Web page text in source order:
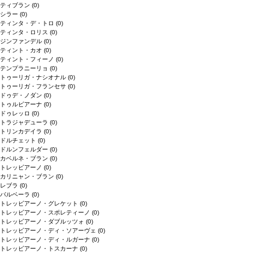
ティブラン (0)
シラー (0)
ティンタ・デ・トロ (0)
ティンタ・ロリス (0)
ジンファンデル (0)
ティント・カオ (0)
ティント・フィーノ (0)
テンプラニーリョ (0)
トゥーリガ・ナシオナル (0)
トゥーリガ・フランセサ (0)
ドゥデ・ノダン (0)
トゥルビアーナ (0)
ドゥレッロ (0)
トラジャデューラ (0)
トリンカデイラ (0)
ドルチェット (0)
ドルンフェルダー (0)
カベルネ・ブラン (0)
トレッビアーノ (0)
カリニャン・ブラン (0)
レブラ (0)
バルベーラ (0)
トレッビアーノ・グレケット (0)
トレッビアーノ・スポレティーノ (0)
トレッビアーノ・ダブルッツォ (0)
トレッビアーノ・ディ・ソアーヴェ (0)
トレッビアーノ・ディ・ルガーナ (0)
トレッビアーノ・トスカーナ (0)